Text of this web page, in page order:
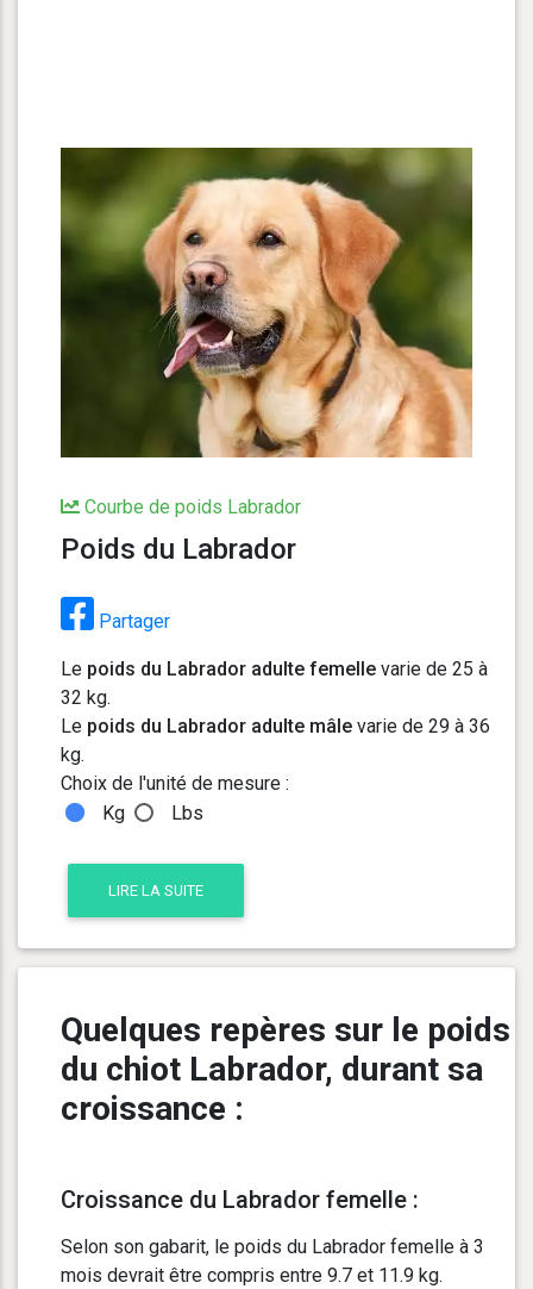
Courbe de poids Labrador
Poids du Labrador
Partager
Le poids du Labrador adulte femelle varie de 25 à
32 kg.
Le poids du Labrador adulte mâle varie de 29 à 36
kg.
Choix de l'unité de mesure :
Kg
Lbs
LIRE LA SUITE
Quelques repères sur le poids
du chiot Labrador, durant sa
croissance :
Croissance du Labrador femelle :
Selon son gabarit, le poids du Labrador femelle à 3
mois devrait être compris entre 9.7 et 11.9 kg.